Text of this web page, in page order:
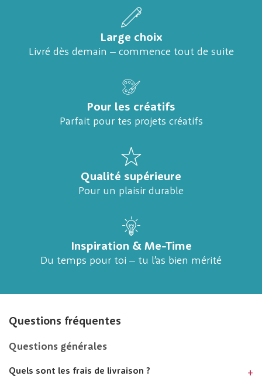
Large choix
Livré dès demain – commence tout de suite
Pour les créatifs
Parfait pour tes projets créatifs
Qualité supérieure
Pour un plaisir durable
Inspiration & Me-Time
Du temps pour toi – tu l’as bien mérité
Questions fréquentes
Questions générales
Quels sont les frais de livraison ?